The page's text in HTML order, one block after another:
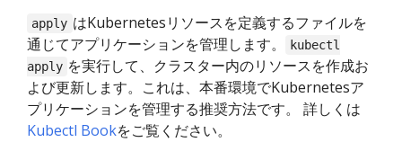
apply はKubernetesリソースを定義するファイルを
通じてアプリケーションを管理します。
kubectl
apply を実行して、クラスター内のリソースを作成お
よび更新します。これは、本番環境でKubernetesア
プリケーションを管理する推奨方法です。 詳しくは
Kubectl Bookをご覧ください。